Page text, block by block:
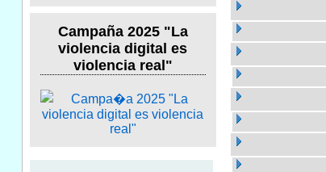
Campaña 2025 "La
violencia digital es
violencia real"